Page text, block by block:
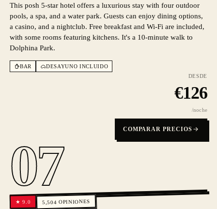
This posh 5-star hotel offers a luxurious stay with four outdoor
pools, a spa, and a water park. Guests can enjoy dining options,
a casino, and a nightclub. Free breakfast and Wi-Fi are included,
with some rooms featuring kitchens. It's a 10-minute walk to
Dolphina Park.
BAR
DESAYUNO INCLUIDO
DESDE
€126
/noche
COMPARAR PRECIOS
07
★9.0 5,504 OPINIONES